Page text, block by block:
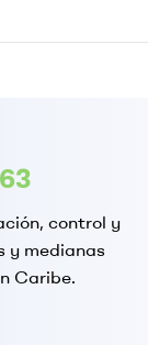
control y
y medianas
Caribe.